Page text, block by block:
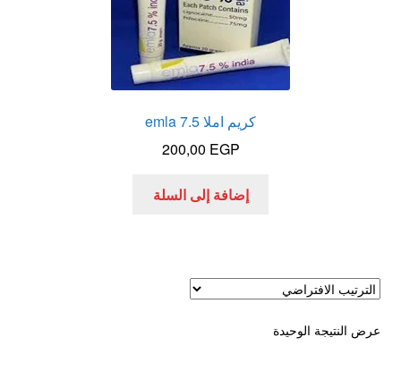
زيوت مساج و نكهات للمداعبه
سلة المشتريات
كريم املا 7.5 emla
200,00 EGP
إضافة إلى السلة
عرض النتيجة الوحيدة